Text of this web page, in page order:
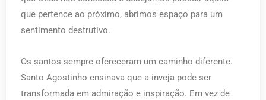
que pertence ao próximo, abrimos espaço para um
sentimento destrutivo.
Os santos sempre ofereceram um caminho diferente.
Santo Agostinho ensinava que a inveja pode ser
transformada em admiração e inspiração. Em vez de